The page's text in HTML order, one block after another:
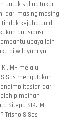
untuk saling tukar
dari masing masing
kejahatan di
antisipasi.
upaya lain
di wilayahnya.
MH melalui
mengatakan
dari
pimpinan
Sitepu SIK., MH
Trisno.S.Sos